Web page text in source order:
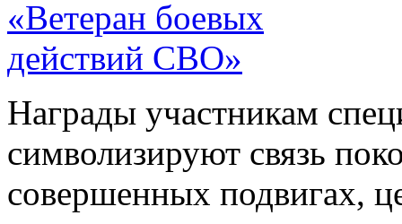
Награды участникам
символизируют связь
совершенных подвигах,